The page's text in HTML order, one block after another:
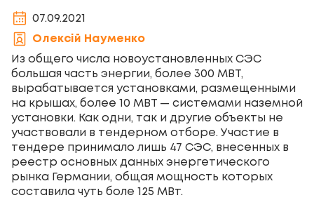
07.09.2021
Олексій Науменко
Из общего числа новоустановленных СЭС
большая часть энергии, более 300 МВТ,
вырабатывается установками, размещенными
на крышах, более 10 МВТ — системами наземной
установки. Как одни, так и другие объекты не
участвовали в тендерном отборе. Участие в
тендере принимало лишь 47 СЭС, внесенных в
реестр основных данных энергетического
рынка Германии, общая мощность которых
составила чуть боле 125 МВт.